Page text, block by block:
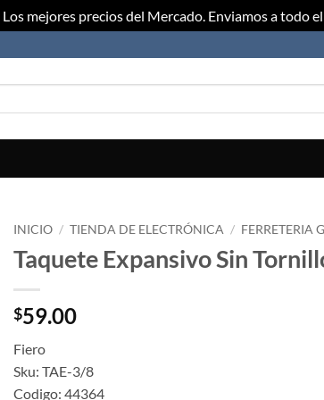
Los mejores precios del Mercado. Enviamos a todo
INICIO / TIENDA DE ELECTRÓNICA / FERRETERIA
Taquete Expansivo Sin
$59.00
Fiero
Sku: TAE-3/8
Codigo: 44364